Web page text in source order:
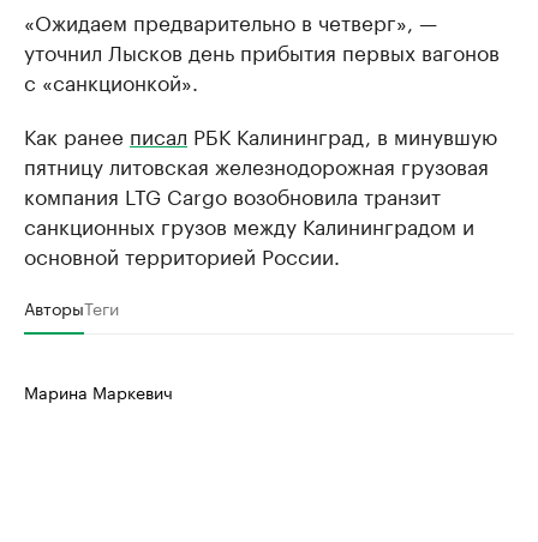
«Ожидаем предварительно в четверг», —
уточнил Лысков день прибытия первых вагонов
с «санкционкой».
Как ранее писал РБК Калининград, в минувшую
пятницу литовская железнодорожная грузовая
компания LTG Cargo возобновила транзит
санкционных грузов между Калининградом и
основной территорией России.
АвторыТеги
Марина Маркевич